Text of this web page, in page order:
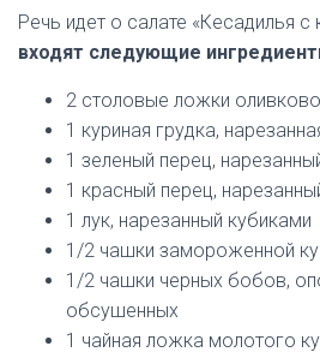
Речь идет о салате «Кесадилья с
входят следующие
2 столовые ложки
1 куриная грудка,
1 зеленый перец,
1 красный перец,
1 лук, нарезанный кубиками
1/2 чашки замороженной
1/2 чашки черных бобов,
обсушенных
1 чайная ложка молотого